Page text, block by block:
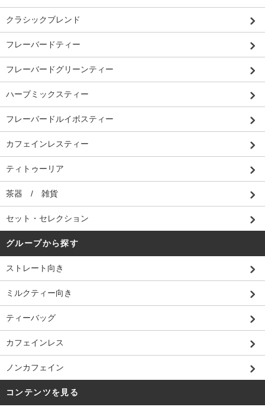
クラシックブレンド
フレーバードティー
フレーバードグリーンティー
ハーブミックスティー
フレーバードルイボスティー
カフェインレスティー
ティトゥーリア
茶器 / 雑貨
セット・セレクション
グループから探す
ストレート向き
ミルクティー向き
ティーバッグ
カフェインレス
ノンカフェイン
コンテンツを見る